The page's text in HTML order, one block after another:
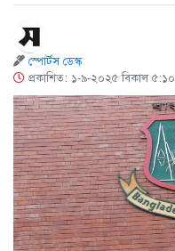
স্পোর্টস ডেস্ক
প্রকাশিত: ১-৯-২০২৫ বিকাল ৫:১০